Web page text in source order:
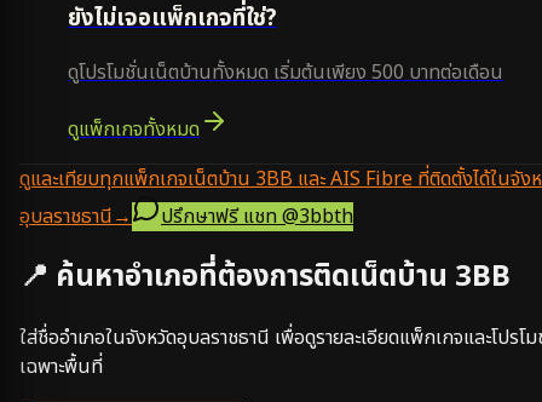
ยังไม่เจอแพ็กเกจที่ใช่?
ดูโปรโมชั่นเน็ตบ้านทั้งหมด เริ่มต้นเพียง 500 บาทต่อเดือน
ดูแพ็กเกจทั้งหมด
ดูและเทียบทุกแพ็กเกจเน็ตบ้าน 3BB และ AIS Fibre ที่ติดตั้งได้ในจัง
อุบลราชธานี→ ปรึกษาฟรี แชท @3bbth
📍 ค้นหาอำเภอที่ต้องการติดเน็ตบ้าน 3BB
ใส่ชื่ออำเภอในจังหวัดอุบลราชธานี เพื่อดูรายละเอียดแพ็กเกจและโปรโ
เฉพาะพื้นที่